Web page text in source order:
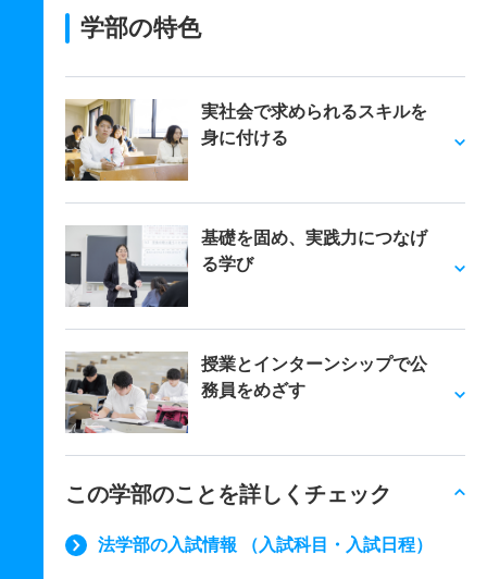
学部の特色
実社会で求められるスキルを
身に付ける
基礎を固め、実践力につなげ
る学び
授業とインターンシップで公
務員をめざす
この学部のことを詳しくチェック
法学部の入試情報 （入試科目・入試日程）